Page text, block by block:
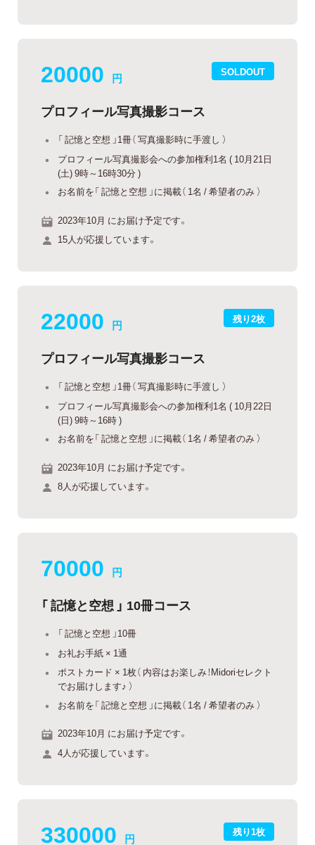
SOLDOUT
20000 円
プロフィール写真撮影コース
「 記憶と空想 」1冊（ 写真撮影時に手渡し ）
プロフィール写真撮影会への参加権利1名 ( 10月21日
(土) 9時～16時30分 )
お名前を「 記憶と空想 」に掲載（ 1名 / 希望者のみ ）
2023年10月 にお届け予定です。
15人が応援しています。
残り2枚
22000 円
プロフィール写真撮影コース
「 記憶と空想 」1冊（ 写真撮影時に手渡し ）
プロフィール写真撮影会への参加権利1名 ( 10月22日
(日) 9時～16時 )
お名前を「 記憶と空想 」に掲載（ 1名 / 希望者のみ ）
2023年10月 にお届け予定です。
8人が応援しています。
70000 円
「 記憶と空想 」 10冊コース
「 記憶と空想 」10冊
お礼お手紙 × 1通
ポストカード × 1枚（ 内容はお楽しみ！Midoriセレクト
でお届けします♪ ）
お名前を「 記憶と空想 」に掲載（ 1名 / 希望者のみ ）
2023年10月 にお届け予定です。
4人が応援しています。
残り1枚
330000 円